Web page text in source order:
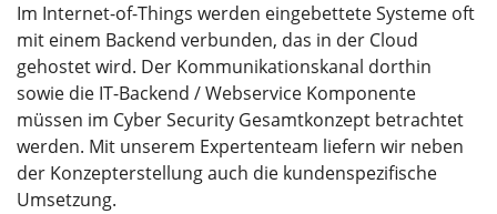
Im Internet-of-Things werden eingebettete Systeme oft
mit einem Backend verbunden, das in der Cloud
gehostet wird. Der Kommunikationskanal dorthin
sowie die IT-Backend / Webservice Komponente
müssen im Cyber Security Gesamtkonzept betrachtet
werden. Mit unserem Expertenteam liefern wir neben
der Konzepterstellung auch die kundenspezifische
Umsetzung.